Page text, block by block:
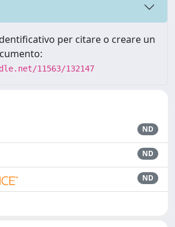
per citare o creare un
11563/132147
ND
ND
ND